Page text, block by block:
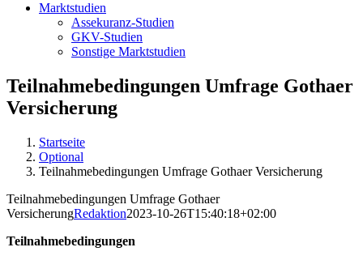
Marktstudien
Assekuranz-Studien
GKV-Studien
Sonstige Marktstudien
Teilnahmebedingungen Umfrage Gothaer
Versicherung
Startseite
Optional
Teilnahmebedingungen Umfrage Gothaer Versicherung
Teilnahmebedingungen Umfrage Gothaer
VersicherungRedaktion2023-10-26T15:40:18+02:00
Teilnahmebedingungen